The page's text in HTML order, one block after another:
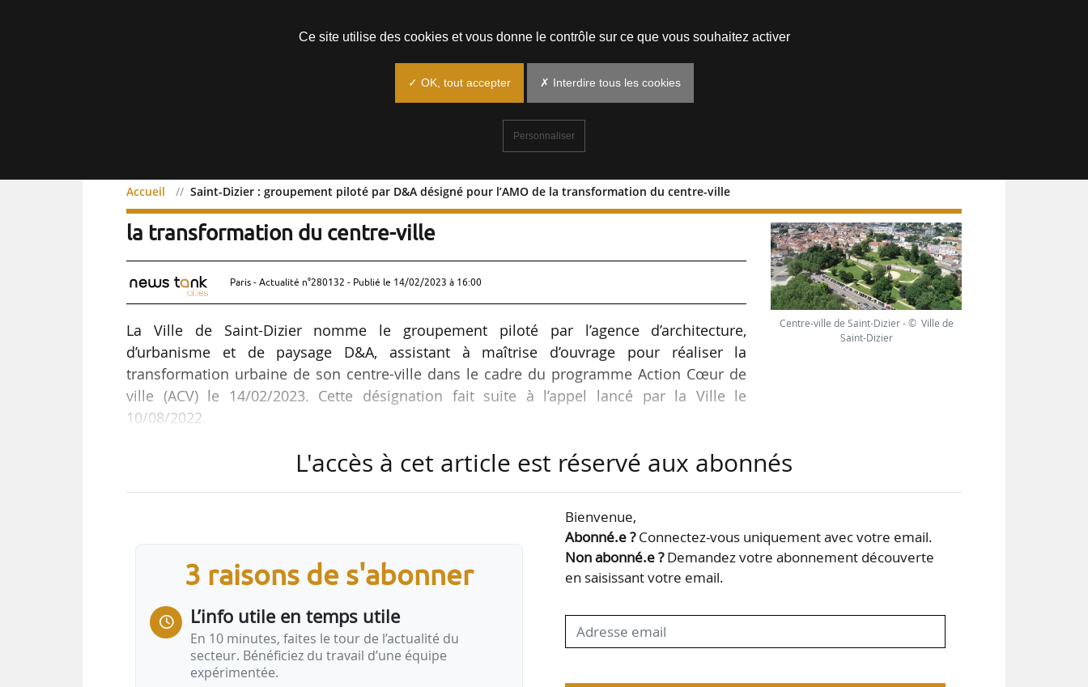
Accueil Saint-Dizier : groupement piloté par D&A désigné pour l’AMO de la transformation du centre-ville
Saint-Dizier : groupement piloté par D&A désigné pour l’AMO de
la transformation du centre-ville
Paris - Actualité n°280132 - Publié le 14/02/2023 à 16:00
La Ville de Saint-Dizier nomme le groupement piloté par l’agence d’architecture,
d’urbanisme et de paysage D&A, assistant à maîtrise d’ouvrage pour réaliser la
transformation urbaine de son centre-ville dans le cadre du programme Action Cœur de
ville (ACV) le 14/02/2023. Cette désignation fait suite à l’appel lancé par la Ville le
10/08/2022.
« Sous l’autorité de la Ville, ce groupement rassemble 7 structures nationales,
studio. Ce choix est le résultat de deux années de consultations, d’identifications et de
référencements de la ville auprès de grands acteurs nationaux. L’objectif est de
transformer le cœur de ville…
Centre-ville de Saint-Dizier - © Ville de
Saint-Dizier
L'accès à cet article est réservé aux abonnés
3 raisons de s'abonner
L’info utile en temps utile
En 10 minutes, faites le tour de l’actualité du
secteur. Bénéficiez du travail d’une équipe
expérimentée.
Bienvenue,
Abonné.e ?Connectez-vous uniquement avec votre email.
Non abonné.e ?Demandez votre abonnement découverte
en saisissant votre email.
Ce site utilise des cookies et vous donne le contrôle sur ce que vous souhaitez activer
✓ OK, tout accepter ✗ Interdire tous les cookies
Personnaliser